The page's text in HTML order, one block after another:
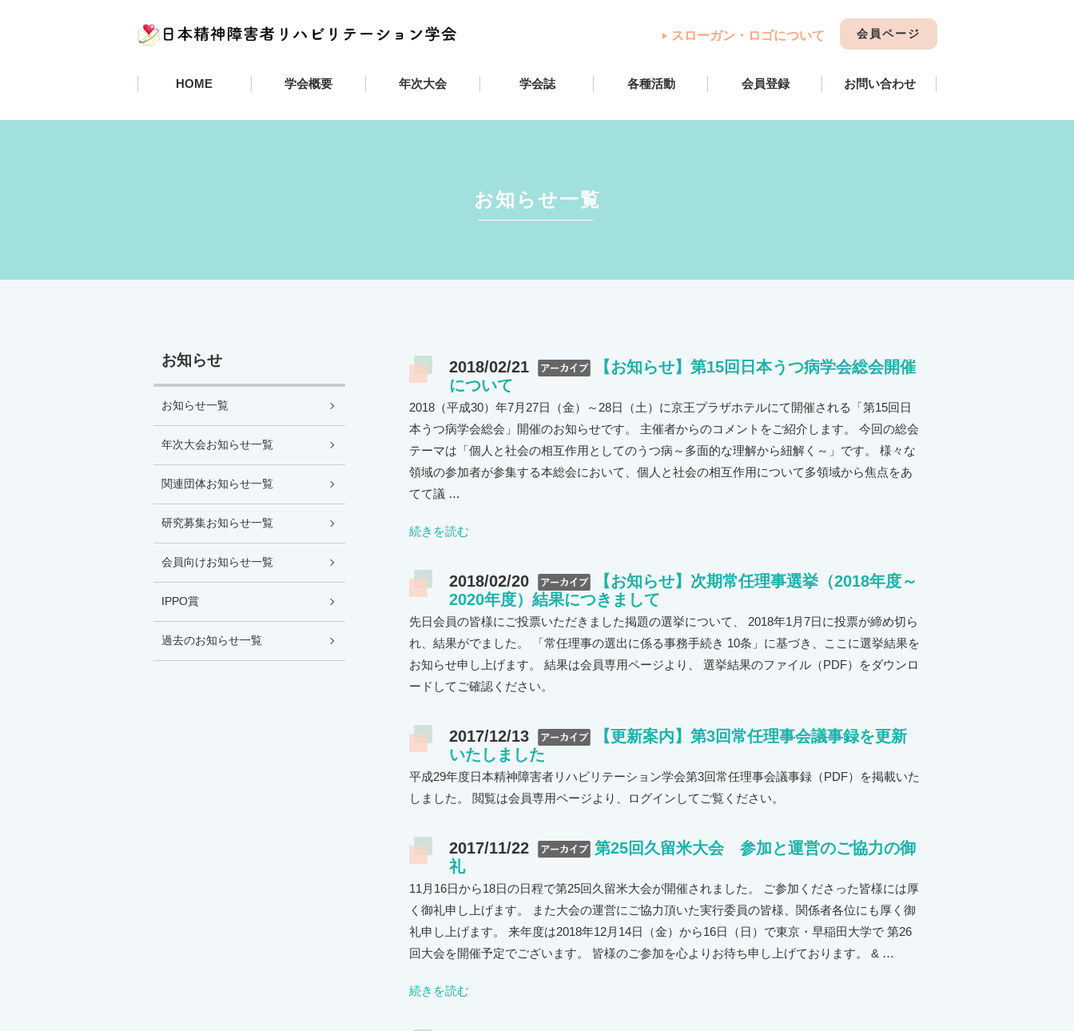
スローガン・ロゴについて 会員ページ
HOME 学会概要 年次大会 学会誌 各種活動 会員登録 お問い合わせ
お知らせ一覧
2018/02/21
【お知らせ】第15回日本うつ病学会総会開催
について
2018（平成30）年7月27日（金）～28日（土）に京王プラザホテルにて開催される「第15回日
本うつ病学会総会」開催のお知らせです。 主催者からのコメントをご紹介します。 今回の総会
テーマは「個人と社会の相互作用としてのうつ病～多面的な理解から紐解く～」です。 様々な
領域の参加者が参集する本総会において、個人と社会の相互作用について多領域から焦点をあ
てて議 …
続きを読む
2018/02/20
【お知らせ】次期常任理事選挙（2018年度～
2020年度）結果につきまして
先日会員の皆様にご投票いただきました掲題の選挙について、 2018年1月7日に投票が締め切ら
れ、結果がでました。 「常任理事の選出に係る事務手続き 10条」に基づき、ここに選挙結果を
お知らせ申し上げます。 結果は会員専用ページより、 選挙結果のファイル（PDF）をダウンロ
ードしてご確認ください。
2017/12/13
【更新案内】第3回常任理事会議事録を更新
いたしました
平成29年度日本精神障害者リハビリテーション学会第3回常任理事会議事録（PDF）を掲載いた
しました。 閲覧は会員専用ページより、ログインしてご覧ください。
2017/11/22
第25回久留米大会 参加と運営のご協力の御
礼
11月16日から18日の日程で第25回久留米大会が開催されました。 ご参加くださった皆様には厚
く御礼申し上げます。 また大会の運営にご協力頂いた実行委員の皆様、関係者各位にも厚く御
礼申し上げます。 来年度は2018年12月14日（金）から16日（日）で東京・早稲田大学で 第26
回大会を開催予定でございます。 皆様のご参加を心よりお待ち申し上げております。 & …
続きを読む
お知らせ
お知らせ一覧
年次大会お知らせ一覧
関連団体お知らせ一覧
研究募集お知らせ一覧
会員向けお知らせ一覧
IPPO賞
過去のお知らせ一覧